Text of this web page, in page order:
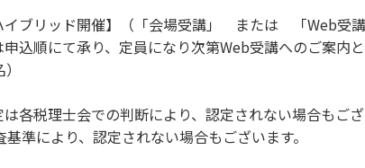
イブリッド開催】（「会場受講」 または 「Web受講
込順にて承り、定員になり次第Web受講へのご案内と
各税理士会での判断により、認定されない場合もござ
準により、認定されない場合もございます。